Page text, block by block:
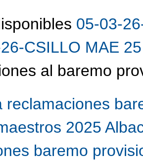
05-03-
CSILLO MAE
al baremo
reclamaciones
2025
baremo